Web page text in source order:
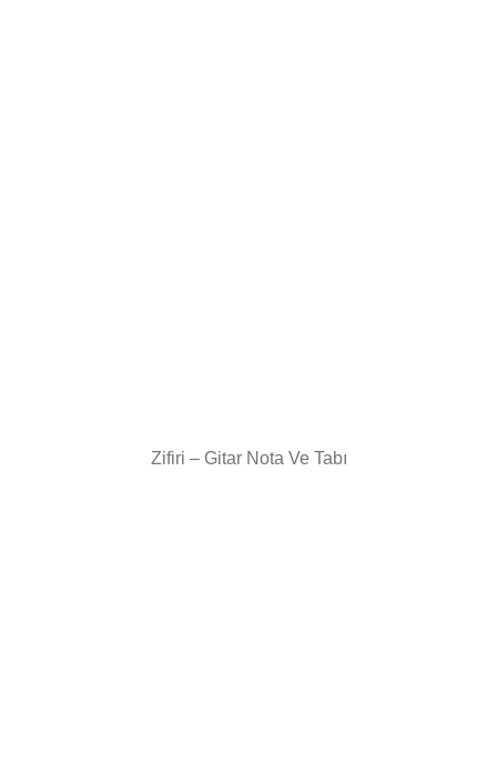
Zifiri – Gitar Nota Ve Tabı